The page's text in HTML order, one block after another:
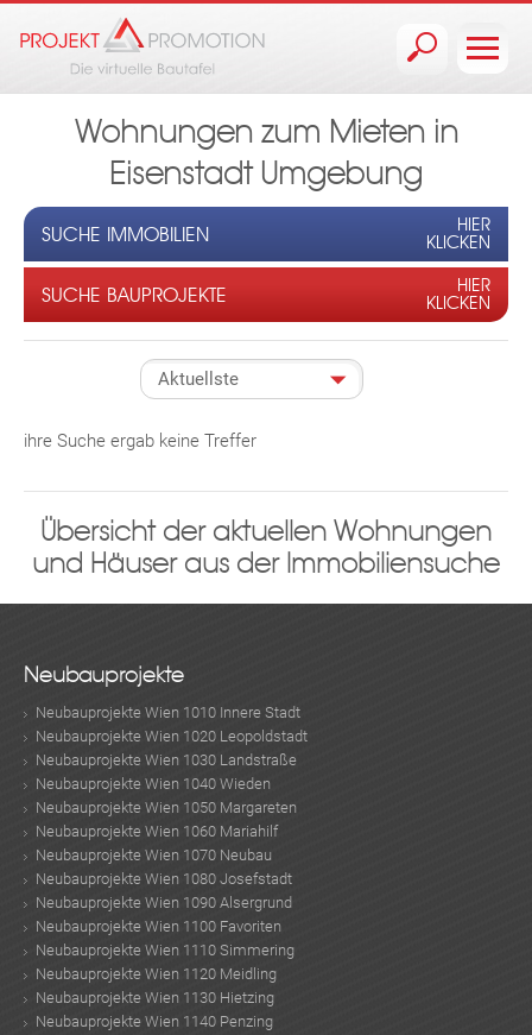
Wohnungen zum Mieten in
Eisenstadt Umgebung
SUCHE IMMOBILIEN
HIER
KLICKEN
SUCHE BAUPROJEKTE
HIER
KLICKEN
ihre Suche ergab keine Treffer
Übersicht der aktuellen Wohnungen
und Häuser aus der Immobiliensuche
Neubauprojekte
Neubauprojekte Wien 1010 Innere Stadt
Neubauprojekte Wien 1020 Leopoldstadt
Neubauprojekte Wien 1030 Landstraße
Neubauprojekte Wien 1040 Wieden
Neubauprojekte Wien 1050 Margareten
Neubauprojekte Wien 1060 Mariahilf
Neubauprojekte Wien 1070 Neubau
Neubauprojekte Wien 1080 Josefstadt
Neubauprojekte Wien 1090 Alsergrund
Neubauprojekte Wien 1100 Favoriten
Neubauprojekte Wien 1110 Simmering
Neubauprojekte Wien 1120 Meidling
Neubauprojekte Wien 1130 Hietzing
Neubauprojekte Wien 1140 Penzing